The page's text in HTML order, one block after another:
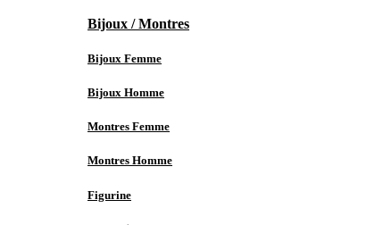
Bijoux / Montres
Bijoux Femme
Bijoux Homme
Montres Femme
Montres Homme
Figurine